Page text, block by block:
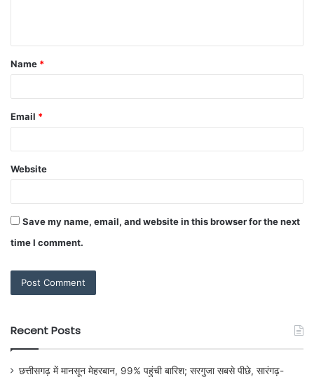
Name *
Email *
Website
Save my name, email, and website in this browser for the next
time I comment.
Recent Posts
छत्तीसगढ़ में मानसून मेहरबान, 99% पहुंची बारिश; सरगुजा सबसे पीछे, सारंगढ़-